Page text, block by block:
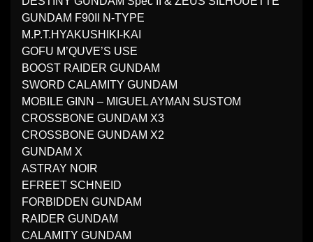
GUNDAM F90II N-TYPE
M.P.T.HYAKUSHIKI-KAI
GOFU M’QUVE’S USE
BOOST RAIDER GUNDAM
SWORD CALAMITY GUNDAM
MOBILE GINN – MIGUEL AYMAN SUSTOM
CROSSBONE GUNDAM X3
CROSSBONE GUNDAM X2
GUNDAM X
ASTRAY NOIR
EFREET SCHNEID
FORBIDDEN GUNDAM
RAIDER GUNDAM
CALAMITY GUNDAM